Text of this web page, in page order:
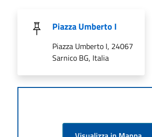
Piazza Umberto I
Piazza Umberto I, 24067
Sarnico BG, Italia